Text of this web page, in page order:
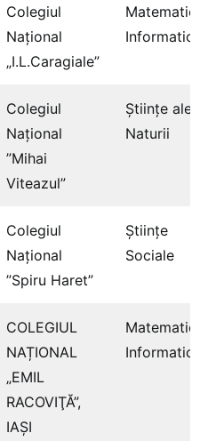
Colegiul
Naţional
„I.L.Caragiale”
Informatică
Colegiul
Național
”Mihai
Viteazul”
Ştiinţe ale
Naturii
Colegiul
Național
”Spiru Haret”
Ştiinţe
Sociale
COLEGIUL
NAȚIONAL
„EMIL
RACOVIŢĂ”,
IAŞI
Informatică